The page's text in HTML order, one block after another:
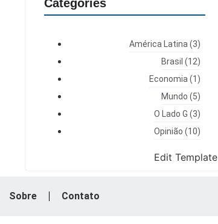
Categories
América Latina(3)
Brasil (12)
Economia(1)
Mundo (5)
O Lado G (3)
Opinião (10)
Edit Template
Sobre Contato